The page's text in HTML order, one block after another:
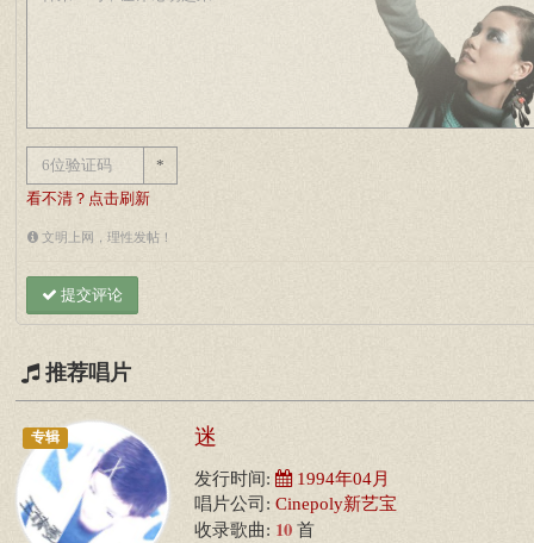
*
看不清？点击刷新
文明上网，理性发帖！
提交评论
推荐唱片
专辑 迷
发行时间: 1994年04月
唱片公司: Cinepoly新艺宝
收录歌曲: 10 首